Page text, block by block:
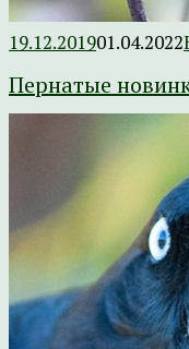
19.12.201901.04.2022
Пернатые